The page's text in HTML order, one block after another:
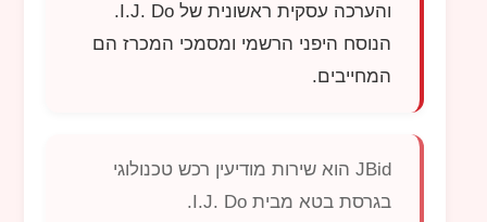
והערכה עסקית ראשונית שלI.J. Do
.
הנוסח היפני הרשמי ומסמכי המכרז הם
המחייבים.
JBid הוא שירות מודיעין רכש טכנולוגי
בגרסת בטא מביתI.J. Do
.